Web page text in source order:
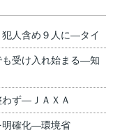
犯人含め９人に―タイ
も受け入れ始まる―知
わず―ＪＡＸＡ
明確化―環境省